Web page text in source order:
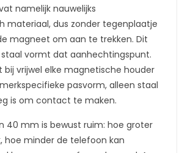
namelijk nauwelijks
materiaal, dus zonder tegenplaatje
magneet om aan te trekken. Dit
vormt dat aanhechtingspunt.
bij vrijwel elke magnetische houder
pasvorm, alleen staal
is om contact te maken.
40 mm is bewust ruim: hoe groter
hoe minder de telefoon kan